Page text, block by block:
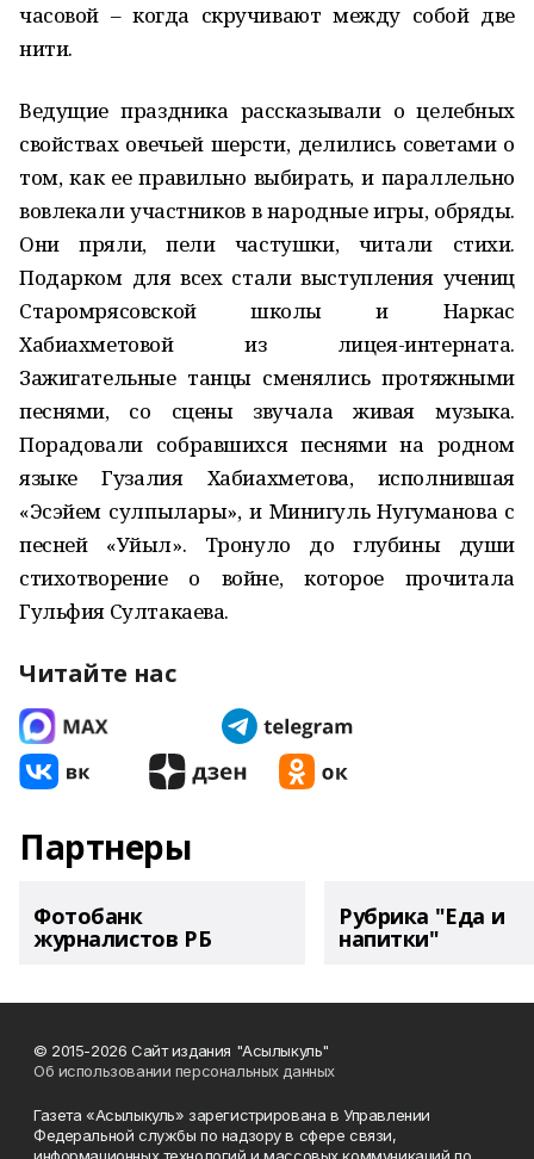
часовой – когда скручивают между собой две
нити.
Ведущие праздника рассказывали о целебных
свойствах овечьей шерсти, делились советами о
том, как ее правильно выбирать, и параллельно
вовлекали участников в народные игры, обряды.
Они пряли, пели частушки, читали стихи.
Подарком для всех стали выступления учениц
Старомрясовской школы и Наркас
Хабиахметовой из лицея-интерната.
Зажигательные танцы сменялись протяжными
песнями, со сцены звучала живая музыка.
Порадовали собравшихся песнями на родном
языке Гузалия Хабиахметова, исполнившая
«Эсэйем сулпылары», и Минигуль Нугуманова с
песней «Уйыл». Тронуло до глубины души
стихотворение о войне, которое прочитала
Гульфия Султакаева.
Читайте нас
Партнеры
Фотобанк
журналистов РБ
Рубрика "Еда и
напитки"
© 2015-2026 Сайт издания "Асылыкуль"
Об использовании персональных данных
Газета «Асылыкуль» зарегистрирована в Управлении
Федеральной службы по надзору в сфере связи,